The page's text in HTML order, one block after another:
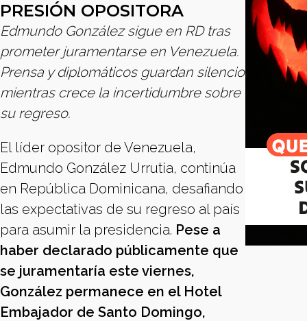
PRESIÓN OPOSITORA
Edmundo González sigue en RD tras
prometer juramentarse en Venezuela.
Prensa y diplomáticos guardan silencio
mientras crece la incertidumbre sobre
su regreso.
El líder opositor de Venezuela,
Edmundo González Urrutia, continúa
en República Dominicana, desafiando
las expectativas de su regreso al país
para asumir la presidencia. Pese a
haber declarado públicamente que
se juramentaría este viernes,
González permanece en el Hotel
Embajador de Santo Domingo,